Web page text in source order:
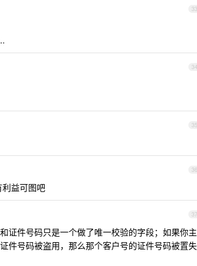
33
34
35
36
益可图吧
37
证件号码只是一个做了唯一校验的字段；如果你主
件号码被盗用，那么那个客户号的证件号码被置失